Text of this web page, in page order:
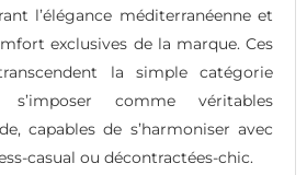
l’élégance méditerranéenne et
exclusives de la marque. Ces
la simple catégorie
comme véritables
capables de s’harmoniser avec
casual ou décontractées-chic.